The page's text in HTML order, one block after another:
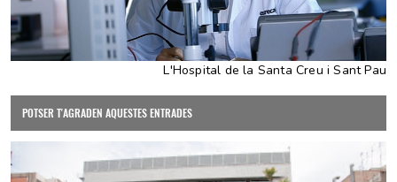
L'Hospital de la Santa Creu i Sant Pau
POTSER T'AGRADEN AQUESTES ENTRADES